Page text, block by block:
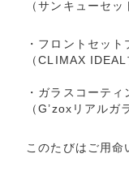
（サンキューセ
・フロントセッ
（CLIMAX
・ガラスコーティ
（G’zoxリアルガ
このたびはご用命